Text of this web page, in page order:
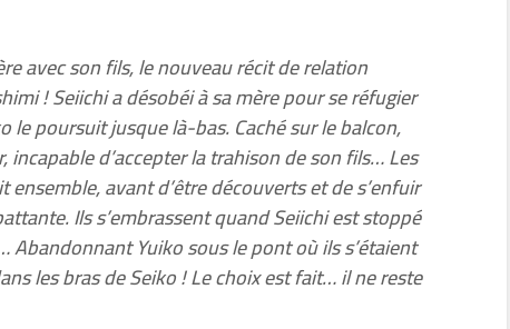
avec son fils, le nouveau récit de relation
! Seiichi a désobéi à sa mère pour se réfugier
le poursuit jusque là-bas. Caché sur le balcon,
incapable d’accepter la trahison de son fils… Les
avant d’être découverts et de s’enfuir
Ils s’embrassent quand Seiichi est stoppé
Abandonnant Yuiko sous le pont où ils s’étaient
les bras de Seiko ! Le choix est fait… il ne reste